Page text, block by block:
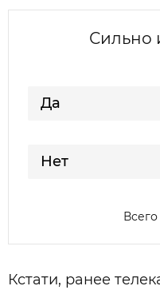
Сильно
Да
Нет
Всего
Кстати, ранее